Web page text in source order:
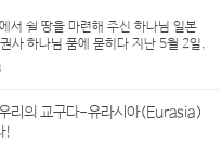
쉴 땅을 마련해 주신 하나님 일본
사 하나님 품에 묻히다 지난 5월 2일,
목사(도쿄 사이타마 은총 그리스도
권사의 ...
리의 교구다-유라시아(Eurasia)
!